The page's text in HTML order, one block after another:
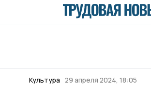
Культура 29 апреля 2024, 18:05